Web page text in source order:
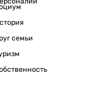
семьи